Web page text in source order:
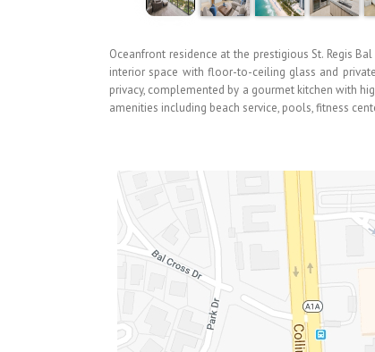
Oceanfront residence at the prestigious St. Regis
interior space with floor-to-ceiling glass and
privacy, complemented by a gourmet kitchen with
amenities including beach service, pools, fitness